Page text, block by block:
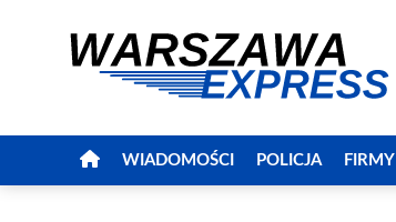
WIADOMOŚCI POLICJA FIRMY